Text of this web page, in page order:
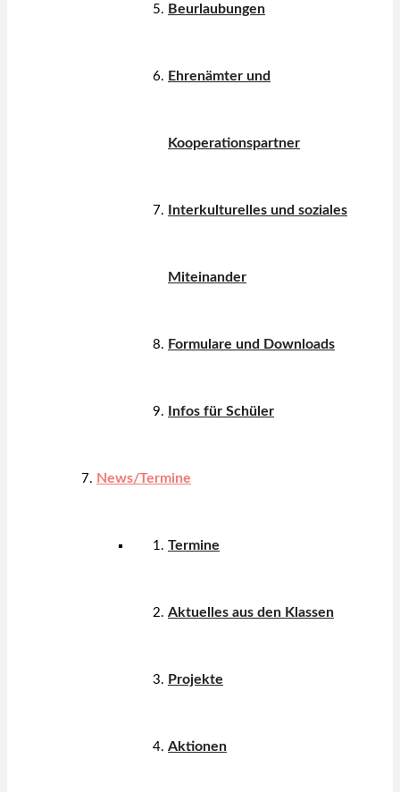
Beurlaubungen
Ehrenämter und
Kooperationspartner
Interkulturelles und soziales
Miteinander
Formulare und Downloads
Infos für Schüler
News/Termine
Termine
Aktuelles aus den Klassen
Projekte
Aktionen